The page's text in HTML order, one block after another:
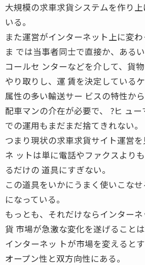
大規模の求車求貨システムを作り
いる。
また運営がインターネット上に変
ま では当事者同士で直接か、ある
コールセ ンターなどを介して、貨
やり取りし、運 賃を決定している
属性の多い輸送サー ビスの特性か
配車マンの介在が必要で、 ?ヒ ュ
での運用もまだまだ捨てきれない。
つまり現状の求車求貨サイト運営
ネ ットは単に電話やファクスより
るだけの 道具にすぎない。
この道具をいかにうまく使いこな
になっている。
もっとも、それだけならインター
貨 市場が急激な変化を遂げることは
インターネッ トが市場を変えると
オープン性と双方向性にある。